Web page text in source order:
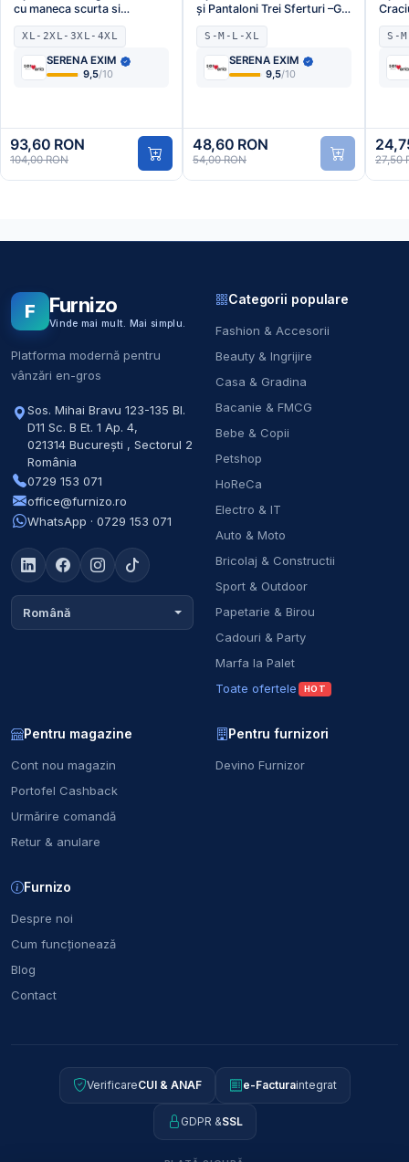
cu maneca scurta si
pantaloni 3/4,culoare alb cu
fundite,Engros
XL-2XL-3XL-4XL
SERENA EXIM
9,5/10
93,60 RON
104,00 RON
și Pantaloni Trei Sferturi –Gril
Rule,Engros
S-M-L-XL
SERENA EXIM
9,5/10
48,60 RON
54,00 RON
S-
27,50
F Furnizo
Vinde mai mult. Mai simplu.
Platforma modernă pentru
vânzări en-gros
Sos. Mihai Bravu 123-135 Bl.
D11 Sc. B Et. 1 Ap. 4,
021314 București , Sectorul 2
România
0729 153 071
office@furnizo.ro
WhatsApp · 0729 153 071
Română
Categorii populare
Fashion & Accesorii
Beauty & Ingrijire
Casa & Gradina
Bacanie & FMCG
Bebe & Copii
Petshop
HoReCa
Electro & IT
Auto & Moto
Bricolaj & Constructii
Sport & Outdoor
Papetarie & Birou
Cadouri & Party
Marfa la Palet
Toate ofertele
HOT
Pentru magazine
Cont nou magazin
Portofel Cashback
Urmărire comandă
Retur & anulare
Pentru furnizori
Devino Furnizor
Furnizo
Despre noi
Cum funcționează
Blog
Contact
VerificareCUI & ANAF e-Facturaintegrat
GDPR &SSL